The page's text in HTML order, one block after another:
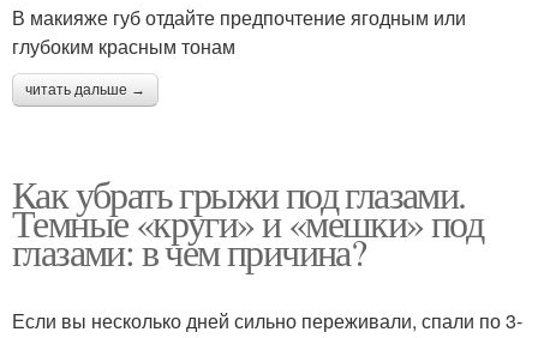
В макияже губ отдайте предпочтение ягодным или
глубоким красным тонам
читать дальше →
Как убрать грыжи под глазами.
Темные «круги» и «мешки» под
глазами: в чем причина?
Если вы несколько дней сильно переживали, спали по 3-